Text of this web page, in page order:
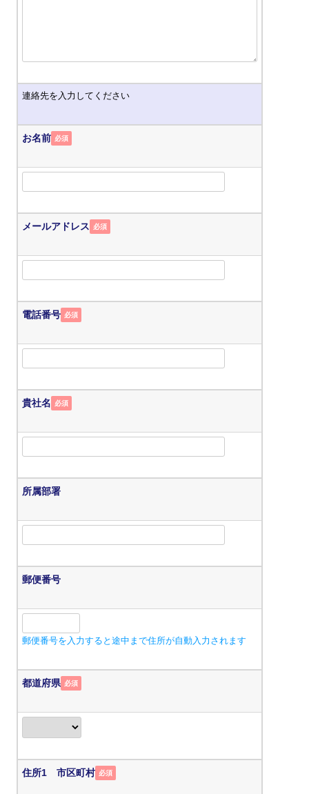
連絡先を入力してください
お名前 必須
メールアドレス 必須
電話番号 必須
貴社名 必須
所属部署
郵便番号
郵便番号を入力すると途中まで住所が自動入力されます
都道府県 必須
住所1 市区町村 必須